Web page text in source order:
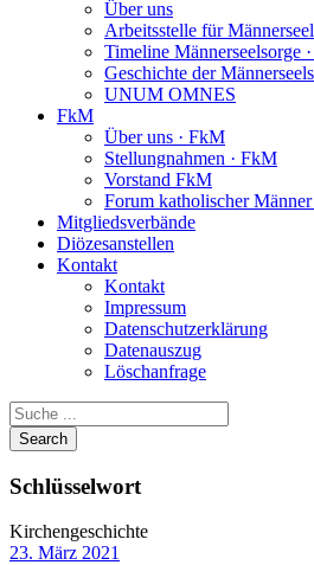
Über uns
Arbeitsstelle für
Timeline Männerseelsorge ·
Geschichte der
UNUM OMNES
FkM
Über uns · FkM
Stellungnahmen · FkM
Vorstand FkM
Forum katholischer
Mitgliedsverbände
Diözesanstellen
Kontakt
Kontakt
Impressum
Datenschutzerklärung
Datenauszug
Löschanfrage
Schlüsselwort
Kirchengeschichte
23. März 2021